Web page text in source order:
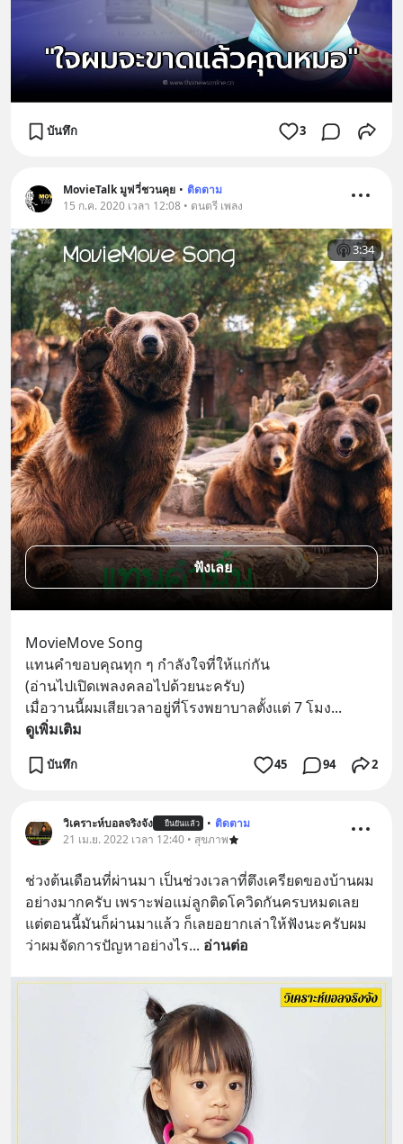
บันทึก 3
MovieTalk มูฟวี่ชวนคุย • ติดตาม
15 ก.ค. 2020 เวลา 12:08 • ดนตรี เพลง
3:34
ฟังเลย
MovieMove Song
แทนคำขอบคุณทุก ๆ กำลังใจที่ให้แก่กัน
(อ่านไปเปิดเพลงคลอไปด้วยนะครับ)
เมื่อวานนี้ผมเสียเวลาอยู่ที่โรงพยาบาลตั้งแต่ 7 โมง...
ดูเพิ่มเติม
บันทึก 45 94 2
วิเคราะห์บอลจริงจัง ยืนยันแล้ว • ติดตาม
21 เม.ย. 2022 เวลา 12:40 • สุขภาพ
ช่วงต้นเดือนที่ผ่านมา เป็นช่วงเวลาที่ตึงเครียดของบ้านผม
อย่างมากครับ เพราะพ่อแม่ลูกติดโควิดกันครบหมดเลย
แต่ตอนนี้มันก็ผ่านมาแล้ว ก็เลยอยากเล่าให้ฟังนะครับผม
ว่าผมจัดการปัญหาอย่างไร... อ่านต่อ